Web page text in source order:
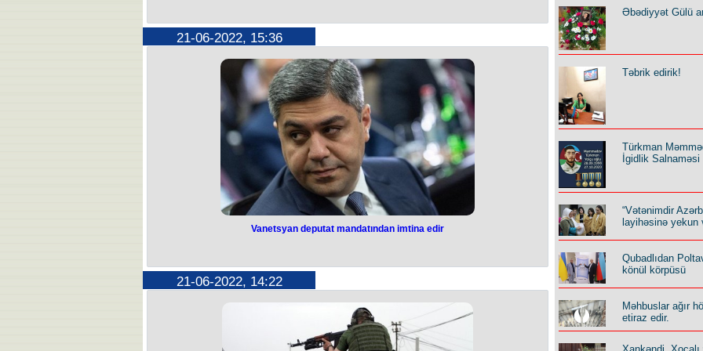
21-06-2022, 15:36
Vanetsyan deputat mandatından imtina edir
Partiyasının lideri Artur Vanetsyan deputat mandatından imtina edir. Bu
barədə Vanetsyan sosial şəbəkə hesabında yazıb.
“Bir çoxlarınız üçün mənim qərarım təəccüblü olmadı. Çünki bir neçə dəfə
Ermənistan vətəndaşları bizə bu hakimiyyətin dağıdıcı fəaliyyətini
dayandırmaq və ölkəni böhrandan çıxarmaq hüququ verib. Lakin indiki
parlament bu məqsədə çatmaq üçün effektiv platforma olmaqdan çıxıb”, -
Vanetsyan bildirib.
Vanetsyan deputat mandatından imtina edir
21-06-2022, 14:22
Əbədiyyət Gülü
Təbrik edirik!
Türkman
İgidlik Salnaməsi
“Vətənimdir
layihəsinə yekun
Qubadlıdan
könül körpüsü
Məhbuslar ağır
etiraz edir.